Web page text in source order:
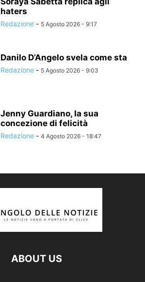
haters
Redazione - 5 Agosto 2026 - 9:17
Danilo D’Angelo svela come sta
Redazione - 5 Agosto 2026 - 9:03
Jenny Guardiano, la sua
concezione di felicità
Redazione - 4 Agosto 2026 - 18:47
ABOUT US